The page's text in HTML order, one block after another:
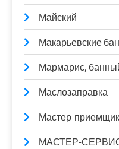
Майский
Макарьевские
Мармарис,
Маслозаправка
Мастер-приемщик
МАСТЕР-СЕРВИС,